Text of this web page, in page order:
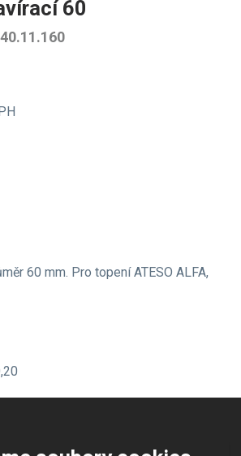
60
60 mm. Pro topení ATESO ALFA,